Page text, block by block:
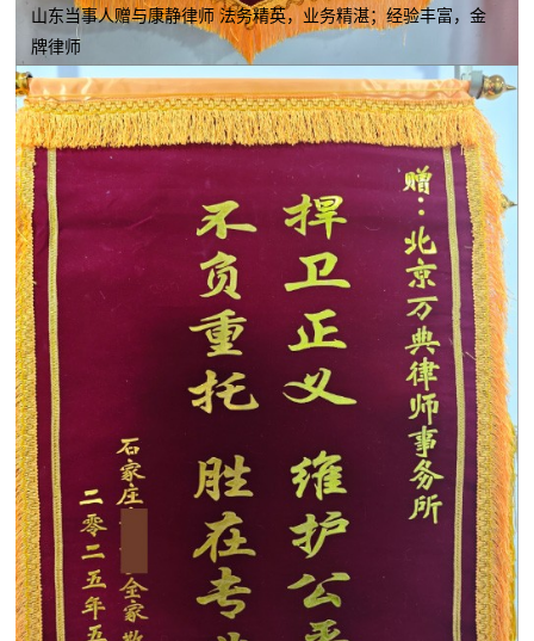
山东当事人赠与康静律师 法务精英，业务精湛；经验丰富，金
牌律师